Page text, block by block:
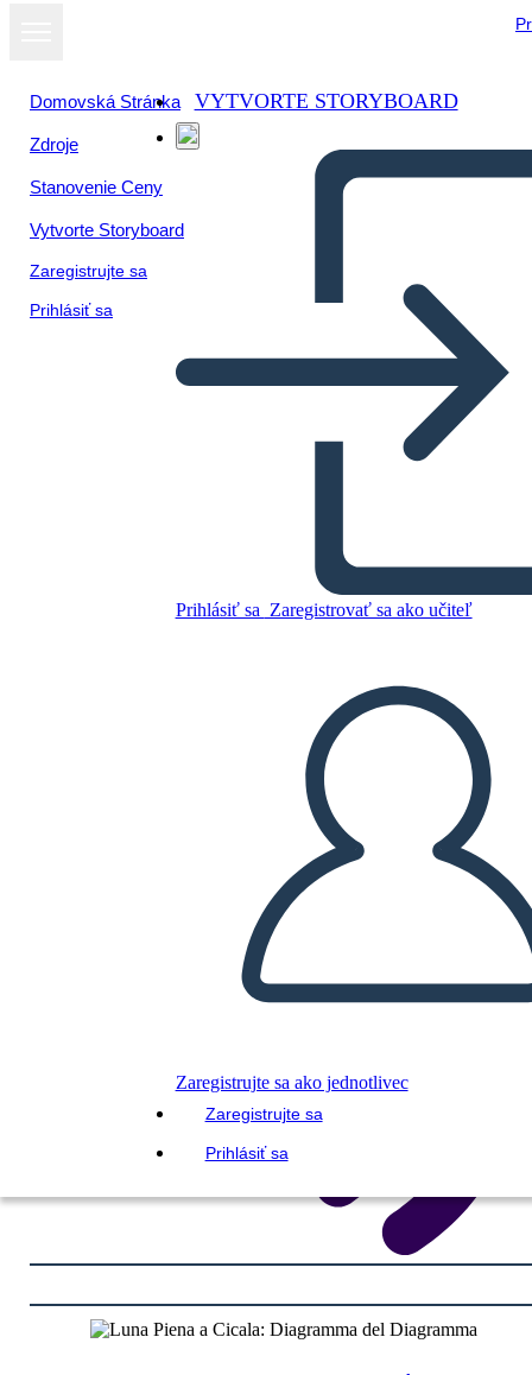
Domovská Stránka
Zdroje
Stanovenie Ceny
Vytvorte Storyboard
Zaregistrujte sa
Prihlásiť sa
VYTVORTE STORYBOARD
Prihlásiť sa Zaregistrovať sa ako učiteľ
Zaregistrujte sa ako jednotlivec
Zaregistrujte sa
Prihlásiť sa
Diagramma del Diagramma
PREHRAŤ PREZENTÁCIU
ČÍTAJ MI